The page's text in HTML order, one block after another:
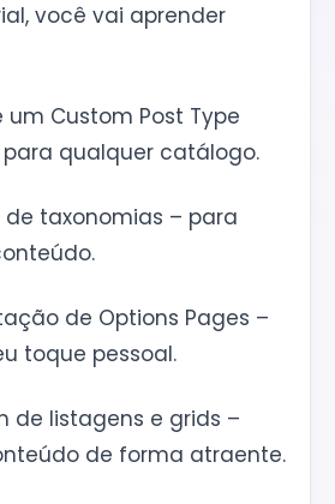
você vai aprender
um Custom Post Type
para qualquer catálogo.
de taxonomias – para
de Options Pages –
toque pessoal.
de listagens e grids –
de forma atraente.